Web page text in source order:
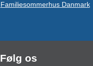
Familiesommerhus Danmark
Følg os